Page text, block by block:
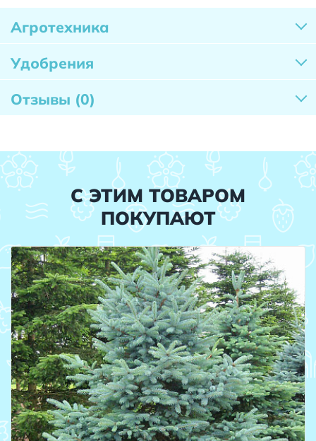
Агротехника
Удобрения
Отзывы (0)
С ЭТИМ ТОВАРОМ
ПОКУПАЮТ